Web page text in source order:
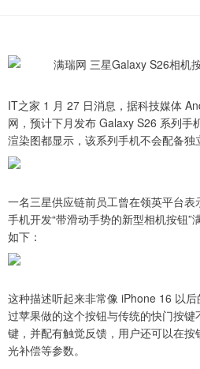
IT之家 1 月 27 日消息，据科技媒体
网，预计下月发布 Galaxy S26 系列手
渲染图都显示，该系列手机不会配备独
一名三星供应链前员工曾在领英平台
手机开发“带滑动手势的新型相机按钮”
如下：
这种描述听起来非常像 iPhone 16 以后
过苹果做的这个按钮与传统的快门按
键，并配有触觉反馈，用户还可以在
光补偿等参数。